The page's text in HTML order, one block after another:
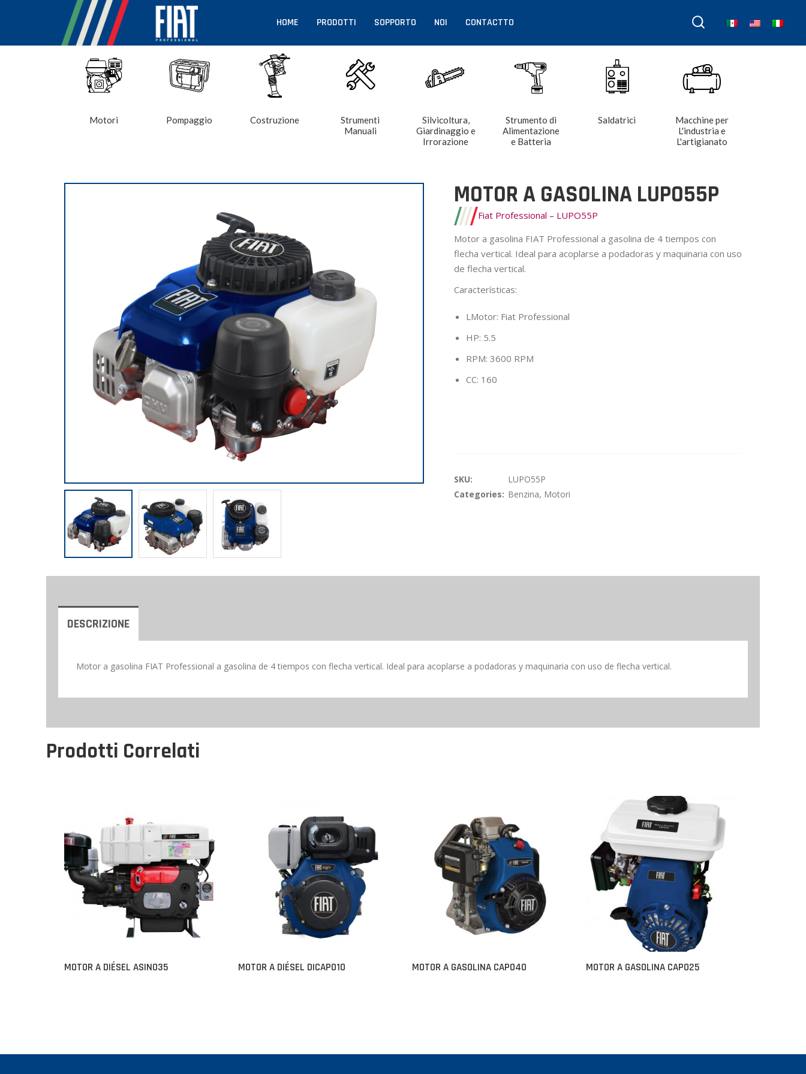
HOME PRODOTTI SOPPORTO NOI CONTACTTO
Motori Pompaggio Costruzione
Strumenti
Manuali
Silvicoltura,
Giardinaggio e
Irrorazione
Strumento di
Alimentazione
e Batteria
Saldatrici
Macchine per
L'industria e
L'artigianato
MOTOR A GASOLINA LUPO55P
Fiat Professional – LUPO55P
Motor a gasolina FIAT Professional a gasolina de 4 tiempos con
flecha vertical. Ideal para acoplarse a podadoras y maquinaria con uso
de flecha vertical.
Características:
LMotor: Fiat Professional
HP: 5.5
RPM: 3600 RPM
CC: 160
SKU:
LUPO55P
Categories: Benzina, Motori
DESCRIZIONE
Motor a gasolina FIAT Professional a gasolina de 4 tiempos con flecha vertical. Ideal para acoplarse a podadoras y maquinaria con uso de flecha vertical.
Prodotti Correlati
MOTOR A DIÉSEL ASINO35 MOTOR A DIÉSEL DICAPO10 MOTOR A GASOLINA CAPO40 MOTOR A GASOLINA CAPO25